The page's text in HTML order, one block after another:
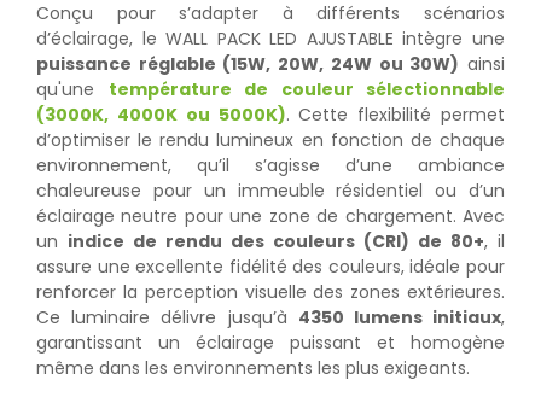
Conçu pour s’adapter à différents scénarios
d’éclairage, le WALL PACK LED AJUSTABLE intègre une
puissance réglable (15W, 20W, 24W ou 30W) ainsi
qu'une température de couleur sélectionnable
(3000K, 4000K ou 5000K). Cette flexibilité permet
d’optimiser le rendu lumineux en fonction de chaque
environnement, qu’il s’agisse d’une ambiance
chaleureuse pour un immeuble résidentiel ou d’un
éclairage neutre pour une zone de chargement. Avec
un indice de rendu des couleurs (CRI) de 80+, il
assure une excellente fidélité des couleurs, idéale pour
renforcer la perception visuelle des zones extérieures.
Ce luminaire délivre jusqu’à 4350 lumens initiaux,
garantissant un éclairage puissant et homogène
même dans les environnements les plus exigeants.